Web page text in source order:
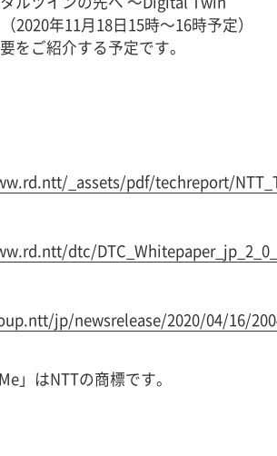
2020年11月18日15時～16時予定）
をご紹介する予定です。
_assets/pdf/techreport/
dtc/
jp/newsrelease/2020/04/16/
」はNTTの商標です。